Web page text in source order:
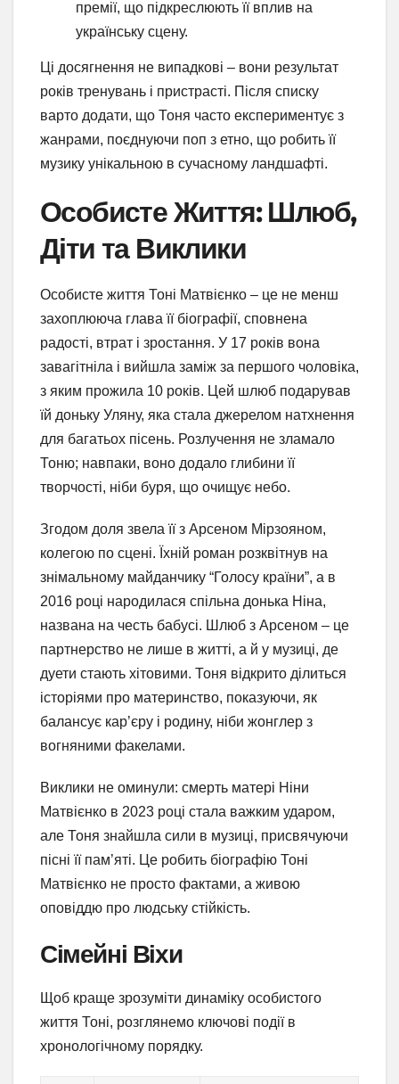
премії, що підкреслюють її вплив на
українську сцену.
Ці досягнення не випадкові – вони результат
років тренувань і пристрасті. Після списку
варто додати, що Тоня часто експериментує з
жанрами, поєднуючи поп з етно, що робить її
музику унікальною в сучасному ландшафті.
Особисте Життя: Шлюб,
Діти та Виклики
Особисте життя Тоні Матвієнко – це не менш
захоплююча глава її біографії, сповнена
радості, втрат і зростання. У 17 років вона
завагітніла і вийшла заміж за першого чоловіка,
з яким прожила 10 років. Цей шлюб подарував
їй доньку Уляну, яка стала джерелом натхнення
для багатьох пісень. Розлучення не зламало
Тоню; навпаки, воно додало глибини її
творчості, ніби буря, що очищує небо.
Згодом доля звела її з Арсеном Мірзояном,
колегою по сцені. Їхній роман розквітнув на
знімальному майданчику “Голосу країни”, а в
2016 році народилася спільна донька Ніна,
названа на честь бабусі. Шлюб з Арсеном – це
партнерство не лише в житті, а й у музиці, де
дуети стають хітовими. Тоня відкрито ділиться
історіями про материнство, показуючи, як
балансує кар’єру і родину, ніби жонглер з
вогняними факелами.
Виклики не оминули: смерть матері Ніни
Матвієнко в 2023 році стала важким ударом,
але Тоня знайшла сили в музиці, присвячуючи
пісні її пам’яті. Це робить біографію Тоні
Матвієнко не просто фактами, а живою
оповіддю про людську стійкість.
Сімейні Віхи
Щоб краще зрозуміти динаміку особистого
життя Тоні, розглянемо ключові події в
хронологічному порядку.